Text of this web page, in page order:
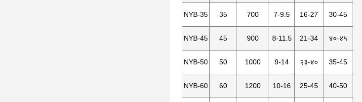
NYB-35 35 700 7-9.5 16-27 30-45
NYB-45 45 900 8-11.5 21-34 ४०-४५
NYB-50 50 1000 9-14 २३-४० 35-45
NYB-60 60 1200 10-16 25-45 40-50